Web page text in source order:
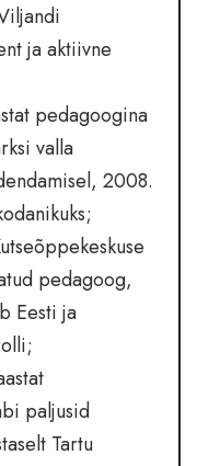
ja aktiivne
pedagoogina
valla
2008.
pedagoog,
Eesti ja
paljusid
Tartu